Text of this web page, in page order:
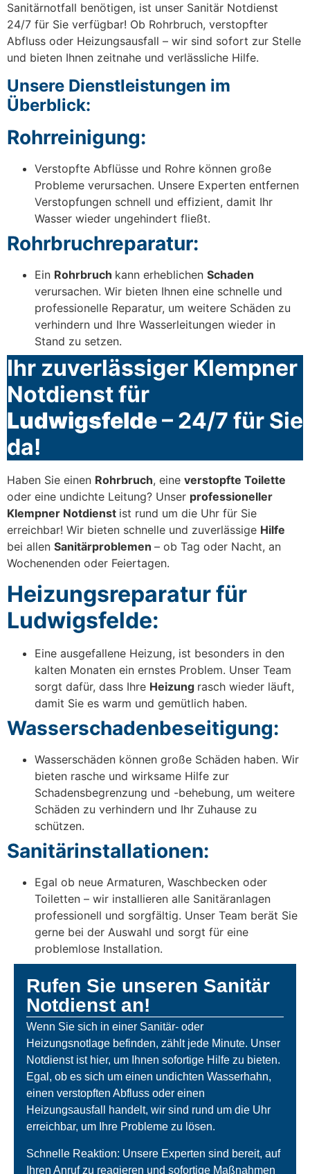
Sanitärnotfall benötigen, ist unser Sanitär Notdienst
24/7 für Sie verfügbar! Ob Rohrbruch, verstopfter
Abfluss oder Heizungsausfall – wir sind sofort zur Stelle
und bieten Ihnen zeitnahe und verlässliche Hilfe.
Unsere Dienstleistungen im
Überblick:
Rohrreinigung:
Verstopfte Abflüsse und Rohre können große
Probleme verursachen. Unsere Experten entfernen
Verstopfungen schnell und effizient, damit Ihr
Wasser wieder ungehindert fließt.
Rohrbruchreparatur:
Ein Rohrbruch kann erheblichen Schaden
verursachen. Wir bieten Ihnen eine schnelle und
professionelle Reparatur, um weitere Schäden zu
verhindern und Ihre Wasserleitungen wieder in
Stand zu setzen.
Ihr zuverlässiger Klempner
Notdienst für
Ludwigsfelde– 24/7 für Sie
da!
Haben Sie einen Rohrbruch, eine verstopfte Toilette
oder eine undichte Leitung? Unser professioneller
Klempner Notdienst ist rund um die Uhr für Sie
erreichbar! Wir bieten schnelle und zuverlässige Hilfe
bei allen Sanitärproblemen – ob Tag oder Nacht, an
Wochenenden oder Feiertagen.
Heizungsreparatur für
Ludwigsfelde:
Eine ausgefallene Heizung, ist besonders in den
kalten Monaten ein ernstes Problem. Unser Team
sorgt dafür, dass Ihre Heizung rasch wieder läuft,
damit Sie es warm und gemütlich haben.
Wasserschadenbeseitigung:
Wasserschäden können große Schäden haben. Wir
bieten rasche und wirksame Hilfe zur
Schadensbegrenzung und -behebung, um weitere
Schäden zu verhindern und Ihr Zuhause zu
schützen.
Sanitärinstallationen:
Egal ob neue Armaturen, Waschbecken oder
Toiletten – wir installieren alle Sanitäranlagen
professionell und sorgfältig. Unser Team berät Sie
gerne bei der Auswahl und sorgt für eine
problemlose Installation.
Rufen Sie unseren Sanitär
Notdienst an!
Wenn Sie sich in einer Sanitär- oder
Heizungsnotlage befinden, zählt jede Minute. Unser
Notdienst ist hier, um Ihnen sofortige Hilfe zu bieten.
Egal, ob es sich um einen undichten Wasserhahn,
einen verstopften Abfluss oder einen
Heizungsausfall handelt, wir sind rund um die Uhr
erreichbar, um Ihre Probleme zu lösen.
Schnelle Reaktion: Unsere Experten sind bereit, auf
Ihren Anruf zu reagieren und sofortige Maßnahmen